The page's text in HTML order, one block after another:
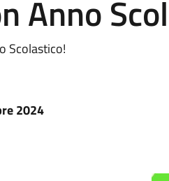
Anno
Scolastico!
2024